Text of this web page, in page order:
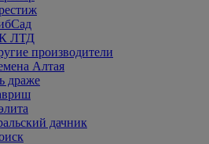
ЛТД
производители
Алтая
драже
дачник